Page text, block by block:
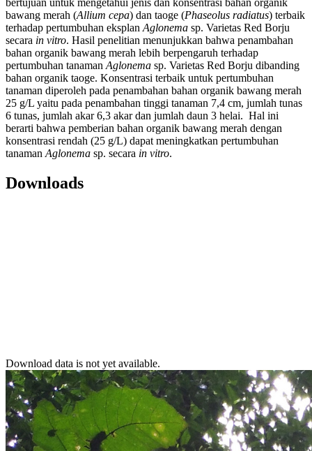
bertujuan untuk mengetahui jenis dan konsentrasi bahan organik
bawang merah (Allium cepa) dan taoge (Phaseolus radiatus) terbaik
terhadap pertumbuhan eksplan Aglonema sp. Varietas Red Borju
secara in vitro. Hasil penelitian menunjukkan bahwa penambahan
bahan organik bawang merah lebih berpengaruh terhadap
pertumbuhan tanaman Aglonema sp. Varietas Red Borju dibanding
bahan organik taoge. Konsentrasi terbaik untuk pertumbuhan
tanaman diperoleh pada penambahan bahan organik bawang merah
25 g/L yaitu pada penambahan tinggi tanaman 7,4 cm, jumlah tunas
6 tunas, jumlah akar 6,3 akar dan jumlah daun 3 helai. Hal ini
berarti bahwa pemberian bahan organik bawang merah dengan
konsentrasi rendah (25 g/L) dapat meningkatkan pertumbuhan
tanaman Aglonema sp. secara in vitro.
Downloads
Download data is not yet available.